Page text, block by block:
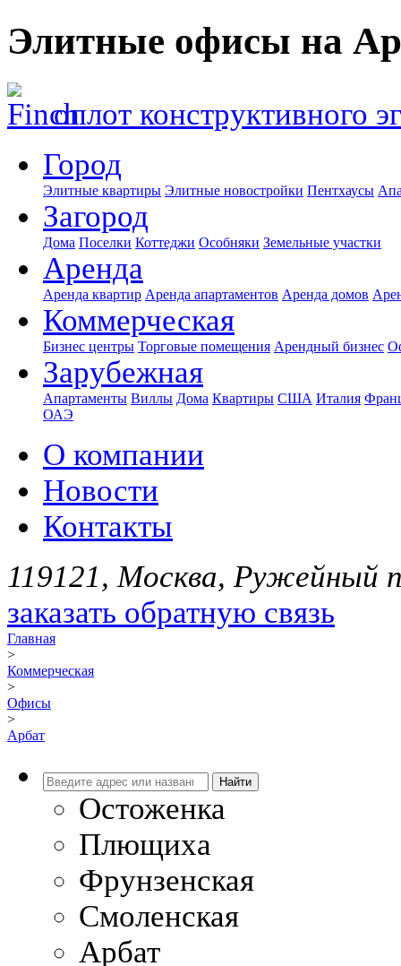
Элитные офисы на
оплот конструктивного
Город
Элитные квартиры Элитные новостройки Пентхаусы
Загород
Дома Поселки Коттеджи Особняки Земельные участки
Аренда
Аренда квартир Аренда апартаментов Аренда домов
Коммерческая
Бизнес центры Торговые помещения Арендный бизнес
Зарубежная
Апартаменты Виллы Дома Квартиры США Италия
ОАЭ
О компании
Новости
Контакты
119121, Москва, Ружейный
заказать обратную связь
Главная
>
Коммерческая
>
Офисы
>
Арбат
Остоженка
Плющиха
Фрунзенская
Смоленская
Арбат